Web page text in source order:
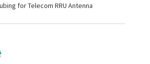
for Telecom RRU Antenna